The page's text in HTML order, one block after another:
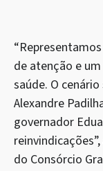
de atenção e
saúde. O
Alexandre
governador
do Consórcio